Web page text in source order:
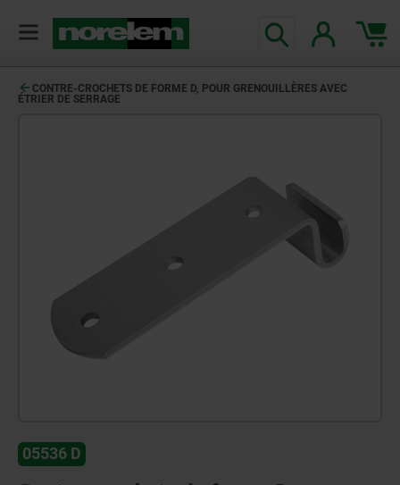
CONTRE-CROCHETS DE FORME D, POUR GRENOUILLÈRES AVEC
ÉTRIER DE SERRAGE
05536 D